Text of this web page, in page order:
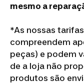
mesmo a
*As nossas
compreendem
peças) e podem
de a loja não
produtos são